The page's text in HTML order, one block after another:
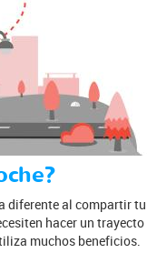
diferente al compartir
hacer un
muchos beneficios.